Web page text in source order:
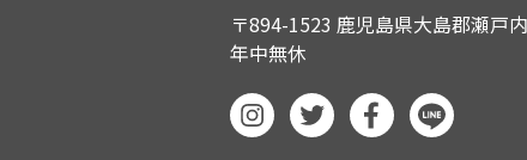
〒894-1523 鹿児島県大島郡瀬戸
年中無休